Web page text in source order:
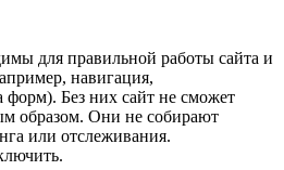
для правильной работы сайта и
навигация,
форм). Без них сайт не сможет
образом. Они не собирают
или отслеживания.